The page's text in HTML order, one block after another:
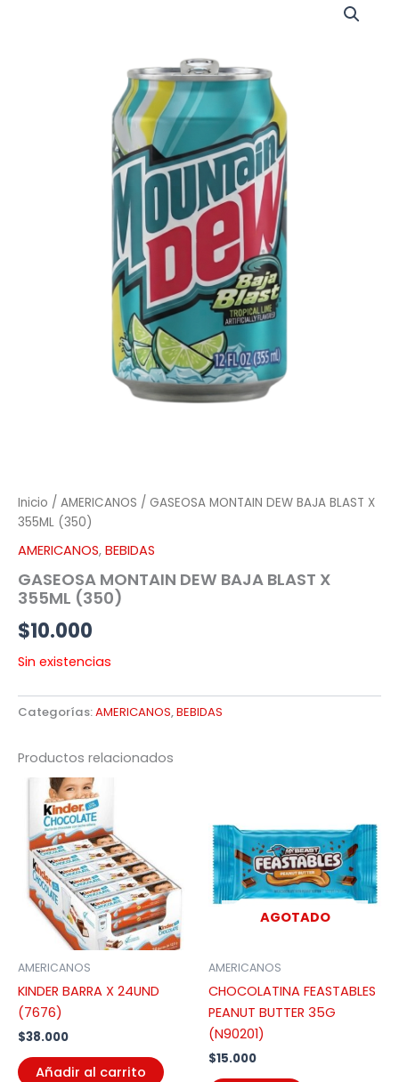
Inicio / AMERICANOS / GASEOSA MONTAIN DEW BAJA BLAST X
355ML (350)
AMERICANOS, BEBIDAS
GASEOSA MONTAIN DEW BAJA BLAST X
355ML (350)
$10.000
Sin existencias
Categorías:AMERICANOS,BEBIDAS
Productos relacionados
AMERICANOS
KINDER BARRA X 24UND
(7676)
$38.000
Añadir al carrito
AGOTADO
AMERICANOS
CHOCOLATINA FEASTABLES
PEANUT BUTTER 35G
(N90201)
$15.000